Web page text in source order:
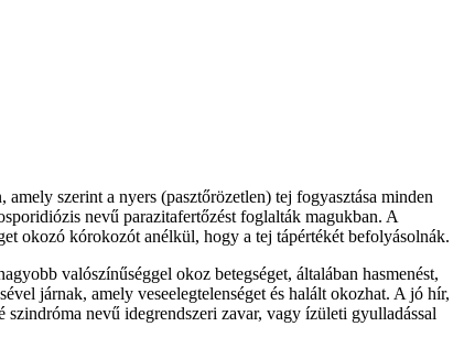
amely szerint a nyers (pasztőrözetlen) tej fogyasztása minden
nevű parazitafertőzést foglalták magukban. A
okozó kórokozót anélkül, hogy a tej tápértékét befolyásolnák.
valószínűséggel okoz betegséget, általában hasmenést,
járnak, amely veseelegtelenséget és halált okozhat. A jó hír,
nevű idegrendszeri zavar, vagy ízületi gyulladással